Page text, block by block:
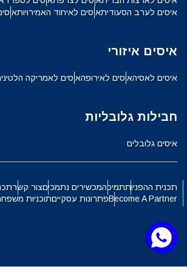
איסים לערב הסעודיתאיסים לאיחוד האמירויות
איסים איזורי
איסים לאסיהאיסים לאירופהאיסים לאמריקה
חבילות גלובליות
איסים גלובלים
תכנית ההפניותתמיכהמכשירים נתמכיםצור קשר
Become A Partnerפתרונות עסקייםתוכניות